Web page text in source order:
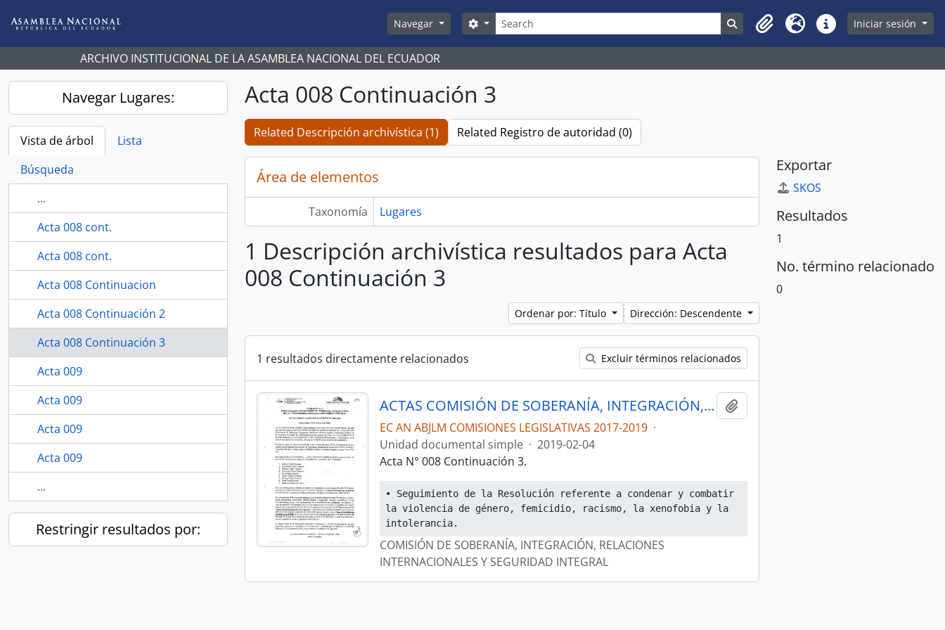
Navegar
Búsqueda
Search options Search in browse page
Clipboard
Idioma Enlaces rápidos
Iniciar sesión
ARCHIVO INSTITUCIONAL DE LA ASAMBLEA NACIONAL DEL ECUADOR
Navegar Lugares:
Vista de árbol
Lista
Búsqueda
...
Acta 008 cont.
Acta 008 cont.
Acta 008 Continuacion
Acta 008 Continuación 2
Acta 008 Continuación 3
Acta 009
Acta 009
Acta 009
Acta 009
...
Restringir resultados por:
Acta 008 Continuación 3
Related Descripción archivística (1) Related Registro de autoridad (0)
Área de elementos
Taxonomía Lugares
1 Descripción archivística resultados para Acta
008 Continuación 3
Ordenar por: Título Dirección: Descendente
1 resultados directamente relacionados Excluir términos relacionados
ACTAS COMISIÓN DE SOBERANÍA, INTEGRACIÓN, RELACIONES INTERNACIONALES Y SEGURIDAD INTEGRAL
EC AN ABJLM COMISIONES LEGISLATIVAS 2017-2019 ·
Unidad documental simple · 2019-02-04
Acta N° 008 Continuación 3.
• Seguimiento de la Resolución referente a condenar y combatir
la violencia de género, femicidio, racismo, la xenofobia y la
intolerancia.
COMISIÓN DE SOBERANÍA, INTEGRACIÓN, RELACIONES
INTERNACIONALES Y SEGURIDAD INTEGRAL
Exportar
SKOS
Resultados
1
No. término relacionado
0